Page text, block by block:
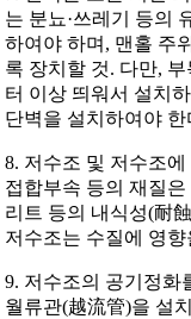
는 분뇨·쓰레기 등의
하여야 하며, 맨홀 주
록 장치할 것. 다만,
터 이상 띄워서 설치
단벽을 설치하여야 한
8. 저수조 및 저수조
접합부속 등의 재질
리트 등의 내식성(耐
저수조는 수질에 영
9. 저수조의 공기정화
월류관(越流管)을 설